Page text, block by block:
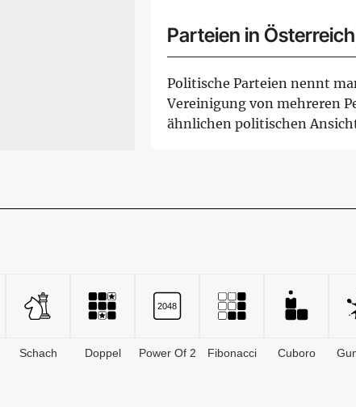
Parteien in
Politische Parteien nennt
Vereinigung von mehreren
ähnlichen politischen
Schach Doppel Power Of 2 Fibonacci Cuboro